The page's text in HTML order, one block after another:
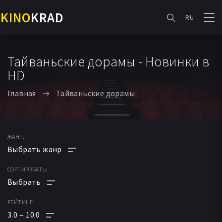
KINOKRAD RU
Тайваньские дорамы - Новинки в
HD
Главная Тайваньские дорамы
ЖАНР:
АНИМЕ
ФАНТАСТИКА
СОРТИРОВАТЬ:
ПО РЕЙТИНГУ
РЕЙТИНГ:
3.0 10.0